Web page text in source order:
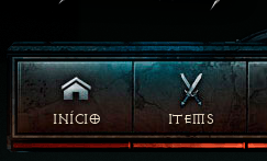
INÍCIO ITEMS